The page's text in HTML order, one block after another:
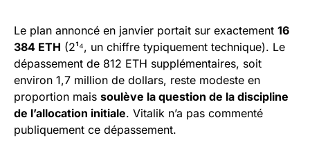
Le plan annoncé en janvier portait sur exactement 16
384 ETH (2¹⁴, un chiffre typiquement technique). Le
dépassement de 812 ETH supplémentaires, soit
environ 1,7 million de dollars, reste modeste en
proportion mais soulève la question de la discipline
de l’allocation initiale. Vitalik n’a pas commenté
publiquement ce dépassement.